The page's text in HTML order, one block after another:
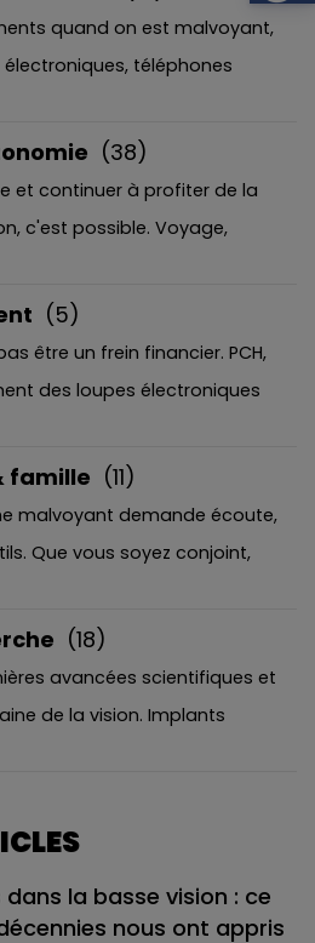
quand on est malvoyant,
téléphones
(38)
et continuer à profiter de la
c'est possible. Voyage,
(5)
être un frein financier. PCH,
des loupes électroniques
famille (11)
malvoyant demande écoute,
Que vous soyez conjoint,
(18)
avancées scientifiques et
de la vision. Implants
dans la basse vision : ce
nous ont appris